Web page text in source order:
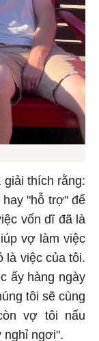
giải thích rằng:
"hỗ trợ" để
vốn dĩ đã là
vợ làm việc
việc của tôi.
ấy hàng ngày
tôi sẽ cùng
vợ tôi nấu
ngơi".